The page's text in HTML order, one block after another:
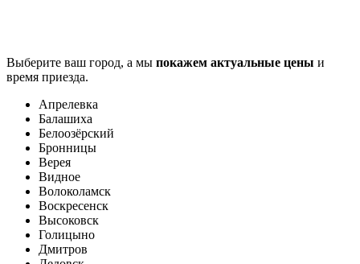
Выберите ваш город, а мы покажем актуальные цены и
время приезда.
Апрелевка
Балашиха
Белоозёрский
Бронницы
Верея
Видное
Волоколамск
Воскресенск
Высоковск
Голицыно
Дмитров